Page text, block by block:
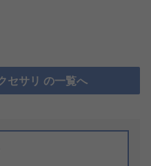
セサリ の一覧へ